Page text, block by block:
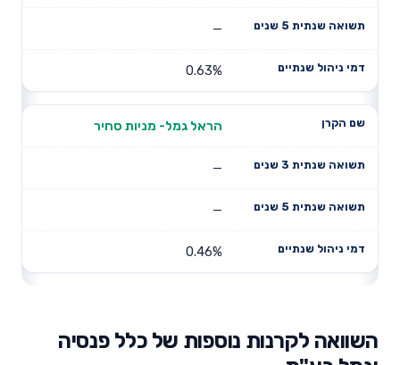
—
0.63%
הראל גמל- מניות סחיר
—
—
0.46%
השוואה לקרנות נוספות של כלל פנסיה